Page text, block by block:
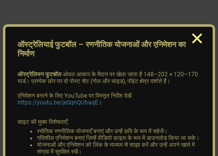
ऑस्ट्रेलियाई फुटबॉल– रणनीतिक योजनाओं और एनिमेशन का
निर्माण
ऑस्ट्रेलियन फुटबॉलओवल आकार के मैदान पर खेला जाता है 148–202 × 120–170
यार्ड। प्रत्येक छोर पर दो पोस्ट सेट (गोल और साइड), पॉइंट क्षेत्र दर्शाते हैं।
एनिमेशन बनाने के लिए YouTube पर विस्तृत निर्देश देखें
https://youtu.be/jeSqnQUhaqE ।
साइट की मुख्य विशेषताएँ:
स्थैतिक रणनीतिक योजनाएँ बनाएं और उन्हें छवि के रूप में सहेजें।
गतिशील एनिमेशन बनाएं जिन्हें वीडियो फ़ाइल के रूप में डाउनलोड किया जा सके।
योजनाओं और एनिमेशन को लिंक के माध्यम से साझा करें और उन्हें अपने खाते में
संग्रह में सुरक्षित रखें।